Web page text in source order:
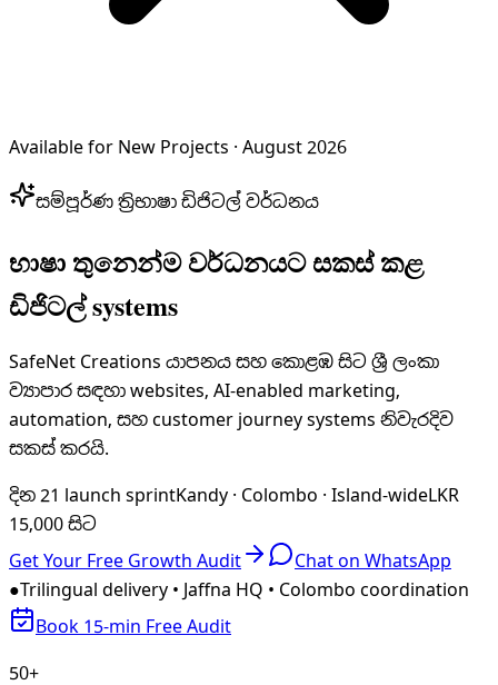
Available for New Projects · August 2026
සම්පූර්ණ ත්‍රිභාෂා ඩිජිටල් වර්ධනය
භාෂා තුනෙන්ම වර්ධනයට සකස් කළ
ඩිජිටල් systems
SafeNet Creations යාපනය සහ කොළඹ සිට ශ්‍රී ලංකා
ව්‍යාපාර සඳහා websites, AI-enabled marketing,
automation, සහ customer journey systems නිවැරදිව
සකස් කරයි.
දින 21 launch sprintKandy · Colombo · Island-wideLKR
15,000 සිට
Get Your Free Growth Audit
Chat on WhatsApp
●Trilingual delivery • Jaffna HQ • Colombo coordination
Book 15-min Free Audit
50+